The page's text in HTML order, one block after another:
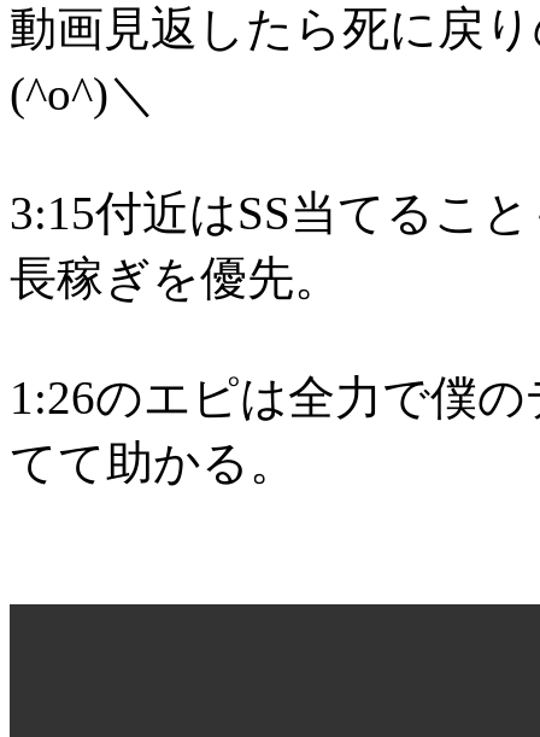
動画見返したら死に戻
(^o^)＼
3:15付近はSS当てるこ
長稼ぎを優先。
1:26のエピは全力で僕
てて助かる。